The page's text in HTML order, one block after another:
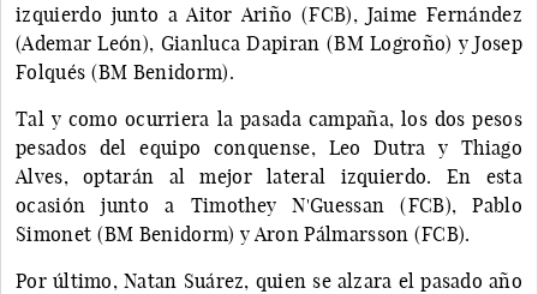
izquierdo junto a Aitor Ariño (FCB), Jaime Fernández
(Ademar León), Gianluca Dapiran (BM Logroño) y Josep
Folqués (BM Benidorm).
Tal y como ocurriera la pasada campaña, los dos pesos
pesados del equipo conquense, Leo Dutra y Thiago
Alves, optarán al mejor lateral izquierdo. En esta
ocasión junto a Timothey N'Guessan (FCB), Pablo
Simonet (BM Benidorm) y Aron Pálmarsson (FCB).
Por último, Natan Suárez, quien se alzara el pasado año